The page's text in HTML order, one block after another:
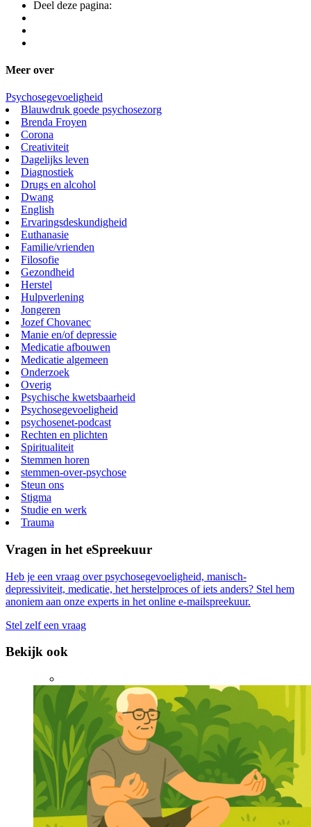
Deel deze pagina:
Meer over
Psychosegevoeligheid
Blauwdruk goede psychosezorg
Brenda Froyen
Corona
Creativiteit
Dagelijks leven
Diagnostiek
Drugs en alcohol
Dwang
English
Ervaringsdeskundigheid
Euthanasie
Familie/vrienden
Filosofie
Gezondheid
Herstel
Hulpverlening
Jongeren
Jozef Chovanec
Manie en/of depressie
Medicatie afbouwen
Medicatie algemeen
Onderzoek
Overig
Psychische kwetsbaarheid
Psychosegevoeligheid
psychosenet-podcast
Rechten en plichten
Spiritualiteit
Stemmen horen
stemmen-over-psychose
Steun ons
Stigma
Studie en werk
Trauma
Vragen in het eSpreekuur
Heb je een vraag over psychosegevoeligheid, manisch-
depressiviteit, medicatie, het herstelproces of iets anders? Stel hem
anoniem aan onze experts in het online e-mailspreekuur.
Stel zelf een vraag
Bekijk ook